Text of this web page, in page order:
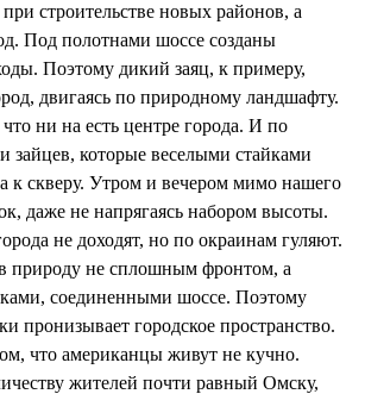
строительстве новых районов, а
Под полотнами шоссе созданы
Поэтому дикий заяц, к примеру,
двигаясь по природному ландшафту.
ни на есть центре города. И по
зайцев, которые веселыми стайками
к скверу. Утром и вечером мимо нашего
даже не напрягаясь набором высоты.
не доходят, но по окраинам гуляют.
в природу не сплошным фронтом, а
соединенными шоссе. Поэтому
пронизывает городское пространство.
что американцы живут не кучно.
жителей почти равный Омску,